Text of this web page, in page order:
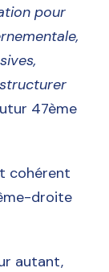
pour
47ème
cohérent
droite
autant,